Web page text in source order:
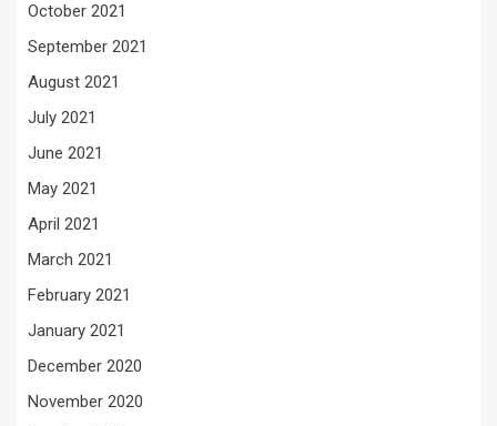
October 2021
September 2021
August 2021
July 2021
June 2021
May 2021
April 2021
March 2021
February 2021
January 2021
December 2020
November 2020